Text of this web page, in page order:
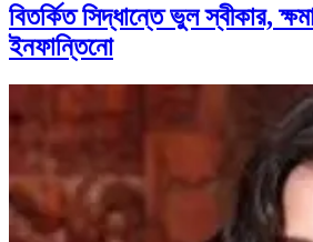
বিতর্কিত সিদ্ধান্তে ভুল স্বীকার,
ইনফান্তিনো